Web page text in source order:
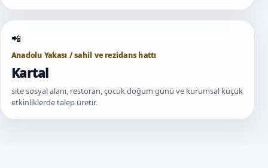
Anadolu Yakası / sahil ve rezidans hattı
Kartal
site sosyal alanı, restoran, çocuk doğum günü ve kurumsal küçük
etkinliklerde talep üretir.